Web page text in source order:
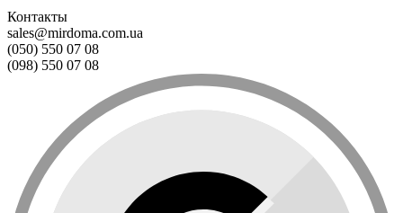
Контакты
sales@mirdoma.com.ua
(050) 550 07 08
(098) 550 07 08